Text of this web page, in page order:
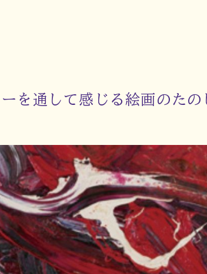
を通して感じる絵画のた